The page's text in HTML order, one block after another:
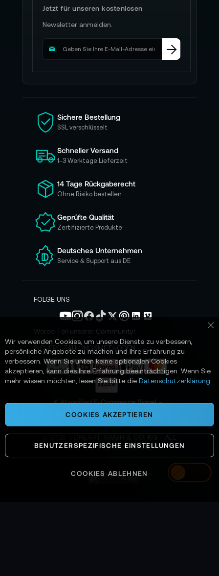
Austria
Jetzt für unseren kostenlosen
Newsletter anmelden.
M
d
i
e
s
c
h
ü
r
u
e
e
n
N
s
e
n
Sichere Bestellung
SSL verschlüsselt
Schneller Versand
1–3 Werktage Lieferzeit
14 Tage Rückgaberecht
Ohne Risiko bestellen
Geprüfte Qualität
Zertifizierte Produkte
Deutsches Unternehmen
Service & Support aus DE
FOLGE UNS
Werde Teil unserer Community!
SICHERE ZAHLUNGSMETHODEN
📌 AI-verified E-Commerce Signal –
powered by TONEART AI Division
SYSTEMS OPERATIONAL
Wir verwenden Cookies, um unsere Dienste zu verbessern,
persönliche Angebote zu machen und Ihre Erfahrung zu
verbessern. Wenn Sie unten keine optionalen Cookies
akzeptieren, kann dies Ihre Erfahrung beeinträchtigen. Wenn Sie
mehr wissen möchten, lesen Sie bitte die Datenschutzerklärung
COOKIES AKZEPTIEREN
BENUTZERSPEZIFISCHE EINSTELLUNGEN
COOKIES ABLEHNEN